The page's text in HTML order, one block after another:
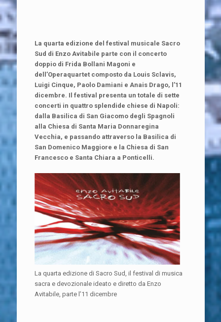
La quarta edizione del festival musicale Sacro
Sud di Enzo Avitabile parte con il concerto
doppio di Frida Bollani Magoni e
dell’Operaquartet composto da Louis Sclavis,
Luigi Cinque, Paolo Damiani e Anais Drago, l’11
dicembre. Il festival presenta un totale di sette
concerti in quattro splendide chiese di Napoli:
dalla Basilica di San Giacomo degli Spagnoli
alla Chiesa di Santa Maria Donnaregina
Vecchia, e passando attraverso la Basilica di
San Domenico Maggiore e la Chiesa di San
Francesco e Santa Chiara a Ponticelli.
La quarta edizione di Sacro Sud, il festival di musica
sacra e devozionale ideato e diretto da Enzo
Avitabile, parte l’11 dicembre